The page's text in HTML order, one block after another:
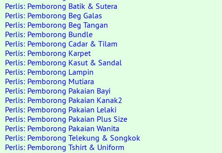
Perlis: Pemborong Batik & Sutera
Perlis: Pemborong Beg Galas
Perlis: Pemborong Beg Tangan
Perlis: Pemborong Bundle
Perlis: Pemborong Cadar & Tilam
Perlis: Pemborong Karpet
Perlis: Pemborong Kasut & Sandal
Perlis: Pemborong Lampin
Perlis: Pemborong Mutiara
Perlis: Pemborong Pakaian Bayi
Perlis: Pemborong Pakaian Kanak2
Perlis: Pemborong Pakaian Lelaki
Perlis: Pemborong Pakaian Plus Size
Perlis: Pemborong Pakaian Wanita
Perlis: Pemborong Telekung & Songkok
Perlis: Pemborong Tshirt & Uniform